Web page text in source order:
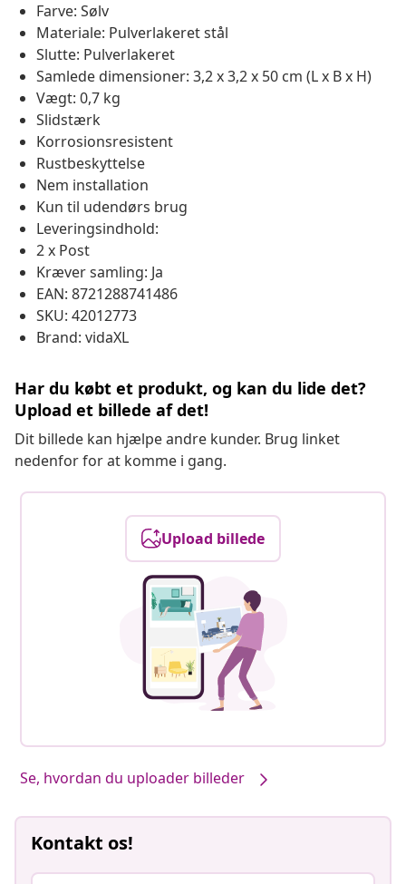
Farve: Sølv
Materiale: Pulverlakeret stål
Slutte: Pulverlakeret
Samlede dimensioner: 3,2 x 3,2 x 50 cm (L x B x H)
Vægt: 0,7 kg
Slidstærk
Korrosionsresistent
Rustbeskyttelse
Nem installation
Kun til udendørs brug
Leveringsindhold:
2 x Post
Kræver samling: Ja
EAN: 8721288741486
SKU: 42012773
Brand: vidaXL
Har du købt et produkt, og kan du lide det?
Upload et billede af det!
Dit billede kan hjælpe andre kunder. Brug linket
nedenfor for at komme i gang.
Upload billede
Se, hvordan du uploader billeder
Kontakt os!